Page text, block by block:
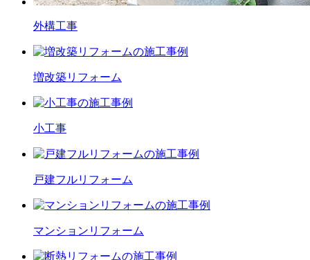
外構工事
増改築リフォーム
小工事
戸建フルリフォーム
マンション リフォーム